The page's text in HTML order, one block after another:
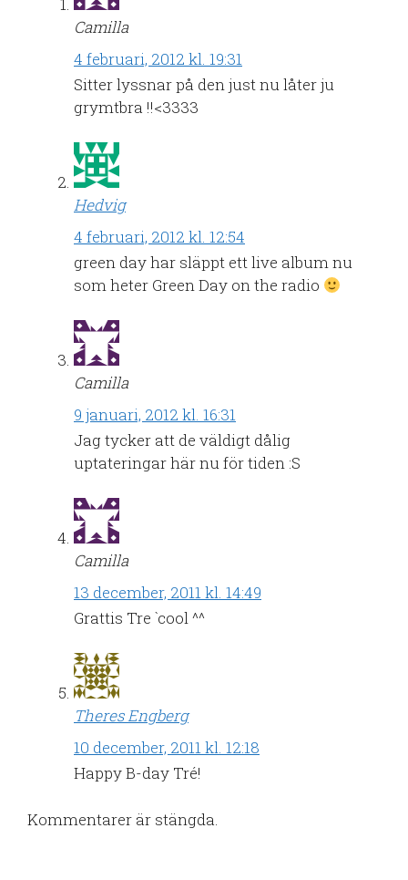
Camilla
4 februari, 2012 kl. 19:31
Sitter lyssnar på den just nu låter ju
grymtbra !!<3333
Hedvig
4 februari, 2012 kl. 12:54
green day har släppt ett live album nu
som heter Green Day on the radio
Camilla
9 januari, 2012 kl. 16:31
Jag tycker att de väldigt dålig
uptateringar här nu för tiden :S
Camilla
13 december, 2011 kl. 14:49
Grattis Tre `cool ^^
Theres Engberg
10 december, 2011 kl. 12:18
Happy B-day Tré!
Kommentarer är stängda.